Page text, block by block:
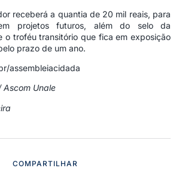
receberá a quantia de 20 mil reais, para
projetos futuros, além do selo da
o troféu transitório que fica em exposição
prazo de um ano.
assembleiacidada
Ascom Unale
COMPARTILHAR